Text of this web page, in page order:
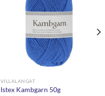
VILLALANGAT
Istex Kambgarn 50g